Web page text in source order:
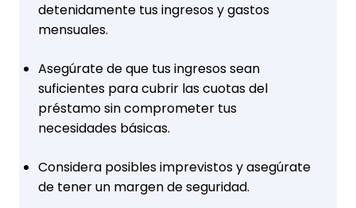
detenidamente tus ingresos y gastos
mensuales.
Asegúrate de que tus ingresos sean
suficientes para cubrir las cuotas del
préstamo sin comprometer tus
necesidades básicas.
Considera posibles imprevistos y asegúrate
de tener un margen de seguridad.